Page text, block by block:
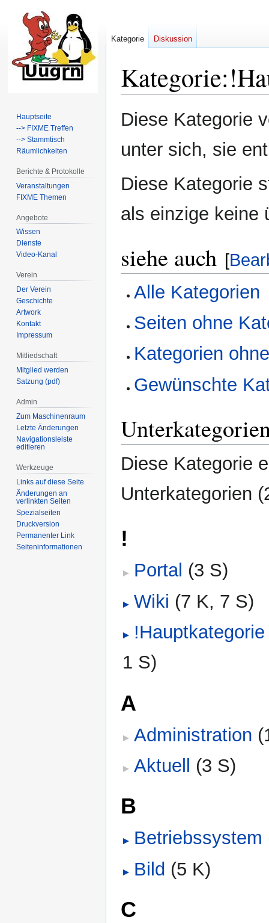
Kategorie:
Zur
Navigation
Zur
Suche
Diese Kategorie
unter sich, sie
Diese Kategorie
als einzige keine
siehe auch [
Alle Kategorien
Seiten ohne
Kategorien
Gewünschte
Diese Kategorie
Unterkategorien
!
Portal (3 S)
Wiki (7 K, 7 S)
!Hauptkategorie
1 S)
A
Administration
Aktuell
(3 S)
B
Betriebssystem
Bild (5 K)
C
Kategorie Diskussion
Hauptseite
--> FIXME Treffen
--> Stammtisch
Räumlichkeiten
Berichte & Protokolle
Veranstaltungen
FIXME Themen
Angebote
Wissen
Dienste
Video-Kanal
Verein
Der Verein
Geschichte
Artwork
Kontakt
Impressum
Mitliedschaft
Mitglied werden
Satzung (pdf)
Admin
Zum Maschinenraum
Letzte Änderungen
Navigationsleiste
editieren
Werkzeuge
Links auf diese Seite
Änderungen an
verlinkten Seiten
Spezialseiten
Druckversion
Permanenter Link
Seiten­­informationen